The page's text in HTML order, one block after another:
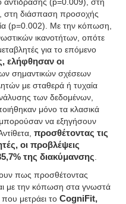
στη διάσπαση προσοχής
(p=0.002). Με την κόπωση,
ικανοτήτων, οπότε
για το επόμενο
ελήφθησαν οι
σημαντικών σχέσεων
με σταθερά ή τυχαία
των δεδομένων,
μόνο τα κλασικά
να εξηγήσουν
προσθέτοντας τις
οι προβλέψεις
της διακύμανσης
πως προσθέτοντας
με την κόπωση στα γνωστά
μετράει τοCogniFit,